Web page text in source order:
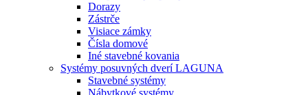
Dorazy
Zástrče
Visiace zámky
Čísla domové
Iné stavebné kovania
Systémy posuvných dverí LAGUNA
Stavebné systémy
Nábytkové systémy